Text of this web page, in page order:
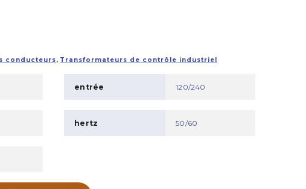
conducteurs, Transformateurs de contrôle industriel
entrée 120/240
hertz 50/60